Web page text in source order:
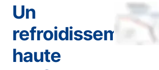
Un
refroidissement
haute